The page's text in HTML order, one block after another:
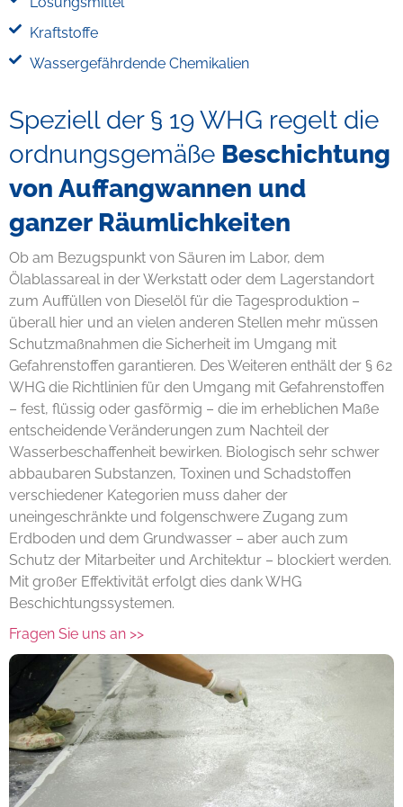
Kraftstoffe
Wassergefährdende Chemikalien
Speziell der § 19 WHG regelt die
ordnungsgemäße Beschichtung
von Auffangwannen und
ganzer Räumlichkeiten
Ob am Bezugspunkt von Säuren im Labor, dem
Ölablassareal in der Werkstatt oder dem Lagerstandort
zum Auffüllen von Dieselöl für die Tagesproduktion –
überall hier und an vielen anderen Stellen mehr müssen
Schutzmaßnahmen die Sicherheit im Umgang mit
Gefahrenstoffen garantieren. Des Weiteren enthält der § 62
WHG die Richtlinien für den Umgang mit Gefahrenstoffen
– fest, flüssig oder gasförmig – die im erheblichen Maße
entscheidende Veränderungen zum Nachteil der
Wasserbeschaffenheit bewirken. Biologisch sehr schwer
abbaubaren Substanzen, Toxinen und Schadstoffen
verschiedener Kategorien muss daher der
uneingeschränkte und folgenschwere Zugang zum
Erdboden und dem Grundwasser – aber auch zum
Schutz der Mitarbeiter und Architektur – blockiert werden.
Mit großer Effektivität erfolgt dies dank WHG
Beschichtungssystemen.
Fragen Sie uns an >>